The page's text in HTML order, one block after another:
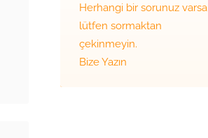
Herhangi bir sorunuz varsa
lütfen sormaktan
çekinmeyin.
Bize Yazın